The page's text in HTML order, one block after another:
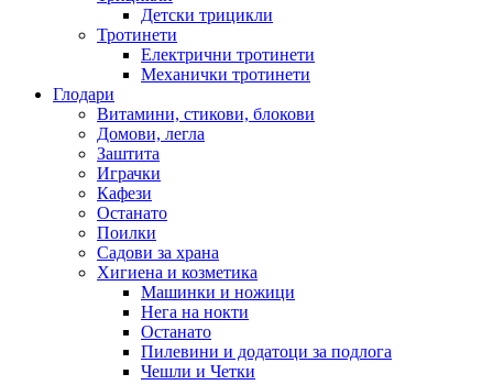
Детски трицикли
Тротинети
Електрични тротинети
Механички тротинети
Глодари
Витамини, стикови, блокови
Домови, легла
Заштита
Играчки
Кафези
Останато
Поилки
Садови за храна
Хигиена и козметика
Машинки и ножици
Нега на нокти
Останато
Пилевини и додатоци за подлога
Чешли и Четки